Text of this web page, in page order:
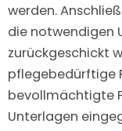
werden.
die notwendigen
zurückgeschickt
pflegebedürftige
bevollmächtigte
Unterlagen